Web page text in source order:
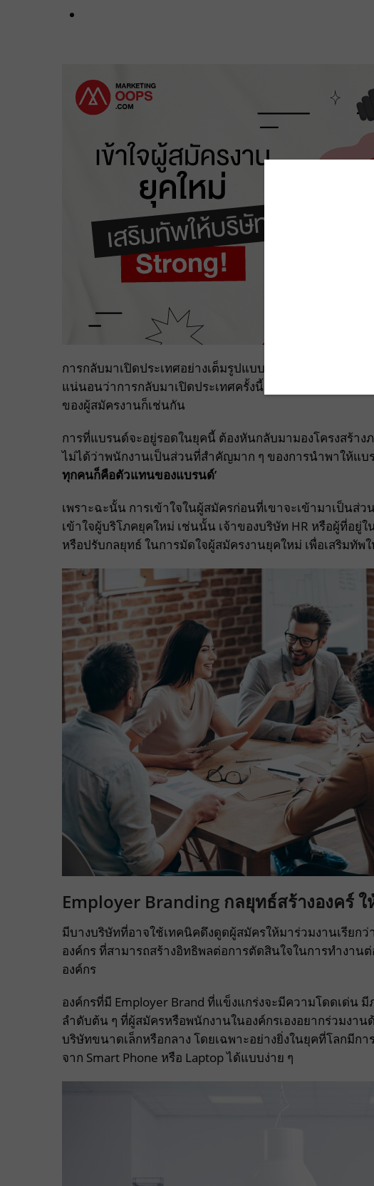
การกลับมาเปิดประเทศอย่างเต็มรูปแบบ หลังจากเฉามานาน
แน่นอนว่าการกลับมาเปิดประเทศครั้งนี้ นำมาซึ่งเทรนด์และ
ของผู้สมัครงานก็เช่นกัน
การที่แบรนด์จะอยู่รอดในยุคนี้ ต้องหันกลับมามองโครงสร้าง
ไม่ได้ว่าพนักงานเป็นส่วนที่สำคัญมาก ๆ ของการนำพาให้แบ
ทุกคนก็คือตัวแทนของแบรนด์’
เพราะฉะนั้น การเข้าใจในผู้สมัครก่อนที่เขาจะเข้ามาเป็น
เข้าใจผู้บริโภคยุคใหม่ เช่นนั้น เจ้าของบริษัท HR หรือผู้ที่อ
หรือปรับกลยุทธ์ ในการมัดใจผู้สมัครงานยุคใหม่ เพื่อเสริมทั
Employer Branding กลยุทธ์สร้างองคร์
มีบางบริษัทที่อาจใช้เทคนิคดึงดูดผู้สมัครให้มาร่วมงานเรียกว่า
องค์กร ที่สามารถสร้างอิทธิพลต่อการตัดสินใจในการทำงา
องค์กร
องค์กรที่มี Employer Brand ที่แข็งแกร่งจะมีความโดดเด่น
ลำดับต้น ๆ ที่ผู้สมัครหรือพนักงานในองค์กรเองอยากร่วมงา
บริษัทขนาดเล็กหรือกลาง โดยเฉพาะอย่างยิ่งในยุคที่โลกมีก
จาก Smart Phone หรือ Laptop ได้แบบง่าย ๆ